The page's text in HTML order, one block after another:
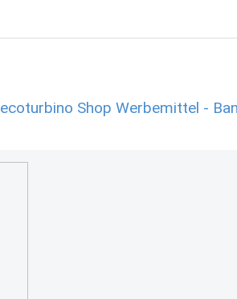
ecoturbino Shop Werbemittel -